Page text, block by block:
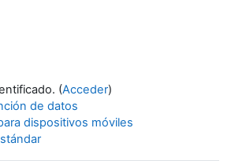
(Acceder)
de datos
dispositivos móviles